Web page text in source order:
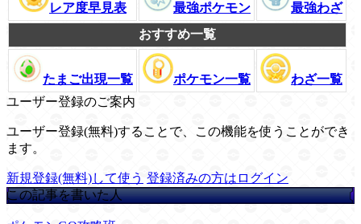
レア度早見表 最強ポケモン
最強わざ
おすすめ一覧
たまご出現一覧 ポケモン一覧
わざ一覧
ユーザー登録のご案内
ユーザー登録(無料)することで、この機能を使うことができ
ます。
新規登録(無料)して使う 登録済みの方はログイン
この記事を書いた人